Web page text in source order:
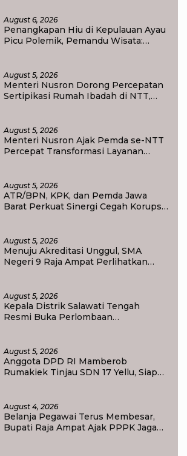
August 6, 2026
Penangkapan Hiu di Kepulauan Ayau
Picu Polemik, Pemandu Wisata:
August 5, 2026
Menteri Nusron Dorong Percepatan
Sertipikasi Rumah Ibadah di NTT,
August 5, 2026
Menteri Nusron Ajak Pemda se-NTT
Percepat Transformasi Layanan
August 5, 2026
ATR/BPN, KPK, dan Pemda Jawa
Barat Perkuat Sinergi Cegah Korupsi,
August 5, 2026
Menuju Akreditasi Unggul, SMA
Negeri 9 Raja Ampat Perlihatkan
August 5, 2026
Kepala Distrik Salawati Tengah
Resmi Buka Perlombaan
August 5, 2026
Anggota DPD RI Mamberob
Rumakiek Tinjau SDN 17 Yellu, Siap
August 4, 2026
Belanja Pegawai Terus Membesar,
Bupati Raja Ampat Ajak PPPK Jaga